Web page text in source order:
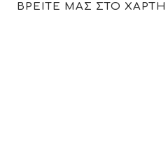
ΒΡΕΙΤΕ ΜΑΣ ΣΤΟ ΧΑΡΤΗ